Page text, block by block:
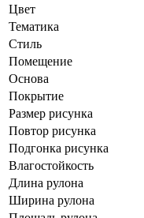
Цвет
Тематика
Стиль
Помещение
Основа
Покрытие
Размер рисунка
Повтор рисунка
Подгонка рисунка
Влагостойкость
Длина рулона
Ширина рулона